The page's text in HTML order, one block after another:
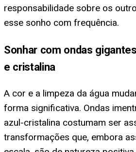
responsabilidade sobre os
esse sonho com frequência.
Sonhar com ondas
e cristalina
A cor e a limpeza da água
forma significativa. Ondas
azul-cristalina costumam ser
transformações que, embora